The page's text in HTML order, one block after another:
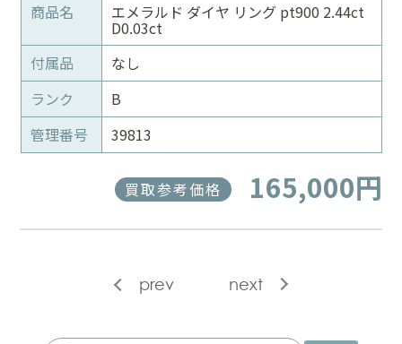
商品名
エメラルド ダイヤ リング pt900 2.44ct
D0.03ct
付属品
なし
ランク
B
管理番号
39813
買取参考価格 165,000円
prev next